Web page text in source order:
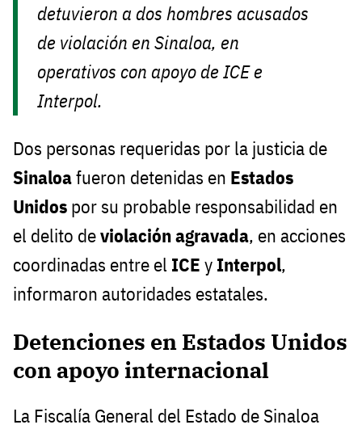
detuvieron a dos hombres acusados
de violación en Sinaloa, en
operativos con apoyo de ICE e
Interpol.
Dos personas requeridas por la justicia de
Sinaloafueron detenidas en Estados
Unidos por su probable responsabilidad en
el delito deviolación agravada, en acciones
coordinadas entre el ICE y Interpol,
informaron autoridades estatales.
Detenciones en Estados Unidos
con apoyo internacional
La Fiscalía General del Estado de Sinaloa